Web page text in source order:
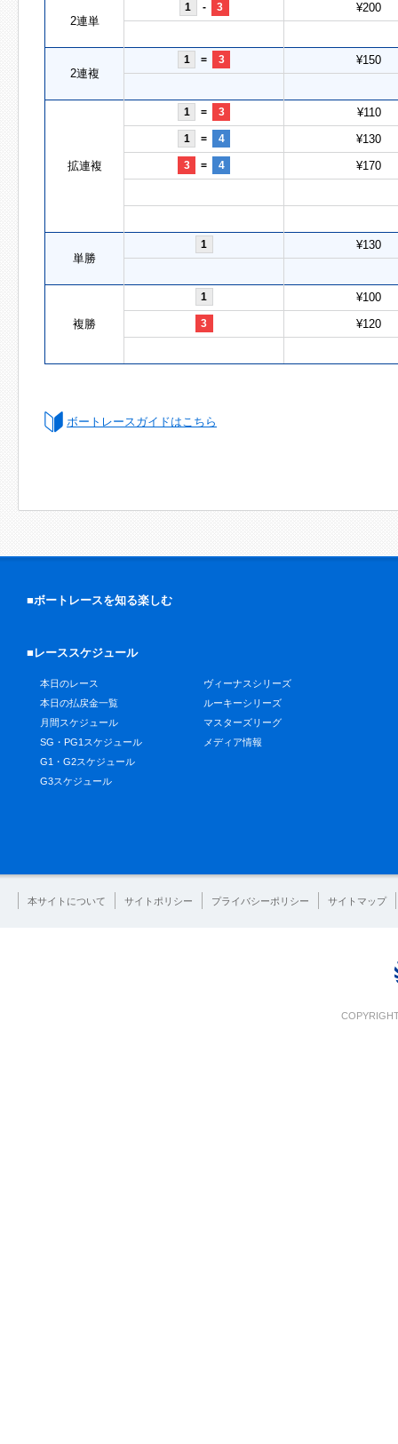
2連単
1 - 3 ¥200
2連複
1 = 3 ¥150
拡連複
1 = 3 ¥110
1 = 4 ¥130
3 = 4 ¥170
単勝
1 ¥130
複勝
1 ¥100
3 ¥120
ボートレースガイドはこちら
■ボートレースを知る楽しむ
■レーススケジュール
本日のレース
本日の払戻金一覧
月間スケジュール
SG・PG1スケジュール
G1・G2スケジュール
G3スケジュール
ヴィーナスシリーズ
ルーキーシリーズ
マスターズリーグ
メディア情報
本サイトについて サイトポリシー プライバシーポリシー サイトマップ